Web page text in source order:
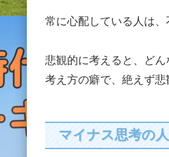
常に心配している人は
悲観的に考えると、どん
考え方の癖で、絶えず悲
マイナス思考の